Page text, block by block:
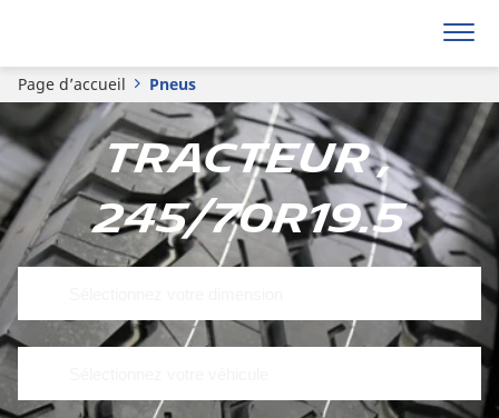
Page d’accueil Pneus
Tracteur ,
245/70R19.5